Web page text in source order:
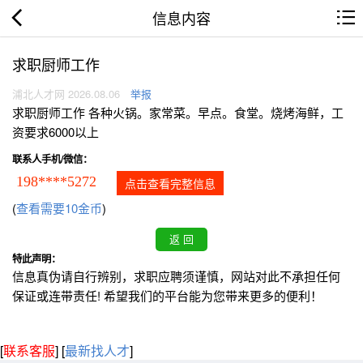
信息内容
求职厨师工作
浦北人才网 2026.08.06 举报
求职厨师工作 各种火锅。家常菜。早点。食堂。烧烤海鲜，工
资要求6000以上
联系人手机/微信：
198****5272 点击查看完整信息
(查看需要10金币)
特此声明：
信息真伪请自行辨别，求职应聘须谨慎，网站对此不承担任何
保证或连带责任! 希望我们的平台能为您带来更多的便利！
[联系客服] [最新找人才]